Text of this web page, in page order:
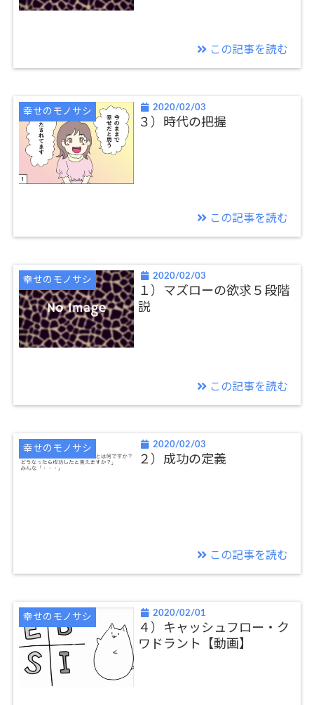
この記事を読む
幸せのモノサシ 2020/02/03
３）時代の把握
この記事を読む
幸せのモノサシ 2020/02/03
１）マズローの欲求５段階
説
この記事を読む
幸せのモノサシ 2020/02/03
２）成功の定義
この記事を読む
幸せのモノサシ 2020/02/01
４）キャッシュフロー・ク
ワドラント【動画】